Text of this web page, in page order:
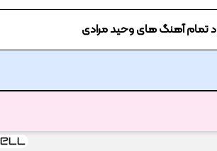
تمام آهنگ های وحید مرادی